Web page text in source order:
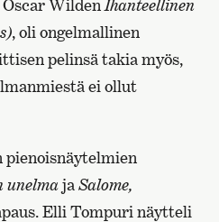
Oscar Wilden Ihanteellinen
, oli ongelmallinen
pelinsä takia myös,
ei ollut
pienoisnäytelmien
unelmajaSalome,
Elli Tompuri näytteli